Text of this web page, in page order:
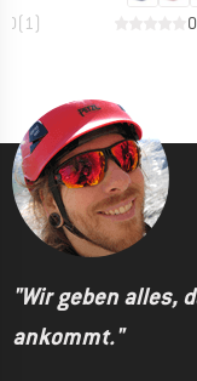
(1)
"Wir geben alles,
ankommt."